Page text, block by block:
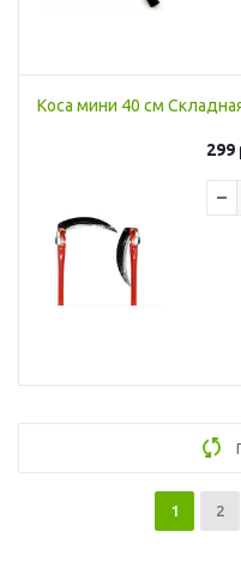
Коса мини 40 см
299
1 2